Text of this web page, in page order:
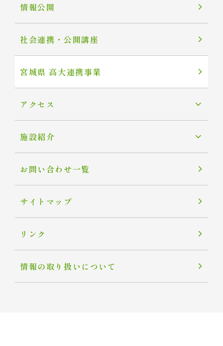
情報公開
社会連携・公開講座
宮城県 高大連携事業
アクセス
施設紹介
お問い合わせ一覧
サイトマップ
リンク
情報の取り扱いについて